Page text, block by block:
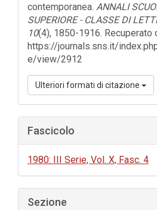
contemporanea. ANNALI
SUPERIORE - CLASSE DI
10(4), 1850-1916. Recuperato
https://journals.sns.it/
e/view/2912
Ulteriori formati di citazione
Fascicolo
1980: III Serie, Vol. X, Fasc. 4
Sezione